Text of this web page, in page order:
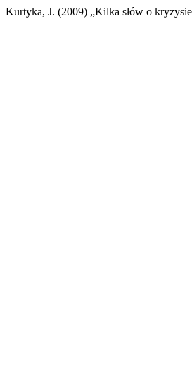
Kurtyka, J. (2009) „Kilka słów o